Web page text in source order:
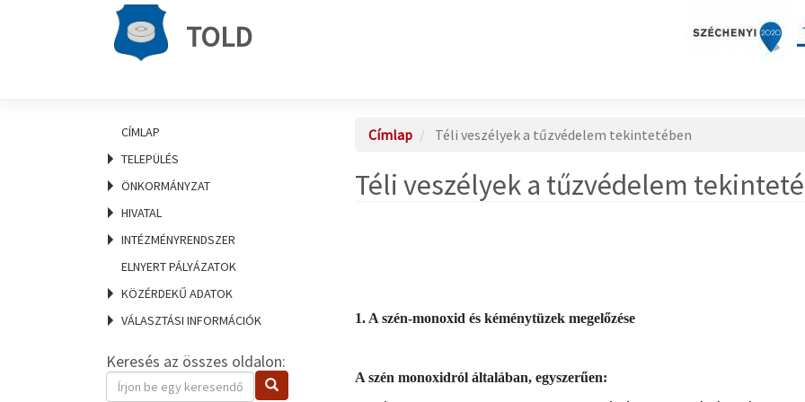
TOLD
CÍMLAP
TELEPÜLÉS
ÖNKORMÁNYZAT
HIVATAL
INTÉZMÉNYRENDSZER
ELNYERT PÁLYÁZATOK
KÖZÉRDEKŰ ADATOK
VÁLASZTÁSI INFORMÁCIÓK
Keresés az összes oldalon:
Keresendő
Keresés
Címlap Téli veszélyek a tűzvédelem tekintetében
Téli veszélyek a tűzvédelem
1. A szén-monoxid és kéménytüzek megelőzése
A szén monoxidról általában, egyszerűen: